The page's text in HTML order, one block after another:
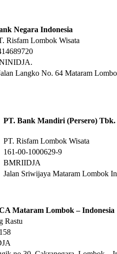
Negara Indonesia
Risfam Lombok Wisata
Langko No. 64 Mataram
PT. Bank Mandiri (Persero) Tbk.
PT. Risfam Lombok Wisata
161-00-1000629-9
BMRIIDJA
Jalan Sriwijaya Mataram Lombok
Mataram Lombok – Indonesia
Rastu